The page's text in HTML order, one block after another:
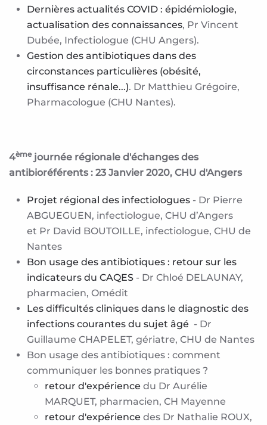
Dernières actualités COVID : épidémiologie,
actualisation des connaissances, Pr Vincent
Dubée, Infectiologue (CHU Angers).
Gestion des antibiotiques dans des
circonstances particulières (obésité,
insuffisance rénale...). Dr Matthieu Grégoire,
Pharmacologue (CHU Nantes).
4ème journée régionale d'échanges des
antibioréférents : 23 Janvier 2020, CHU d'Angers
Projet régional des infectiologues - Dr Pierre
ABGUEGUEN, infectiologue, CHU d’Angers
et Pr David BOUTOILLE, infectiologue, CHU de
Nantes
Bon usage des antibiotiques : retour sur les
indicateurs du CAQES - Dr Chloé DELAUNAY,
pharmacien, Omédit
Les difficultés cliniques dans le diagnostic des
infections courantes du sujet âgé - Dr
Guillaume CHAPELET, gériatre, CHU de Nantes
Bon usage des antibiotiques : comment
communiquer les bonnes pratiques ?
retour d'expérience du Dr Aurélie
MARQUET, pharmacien, CH Mayenne
retour d'expérience des Dr Nathalie ROUX,